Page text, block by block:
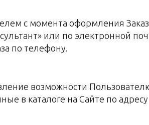
с момента оформления
или по электронной
по телефону.
возможности
в каталоге на Сайте по адресу